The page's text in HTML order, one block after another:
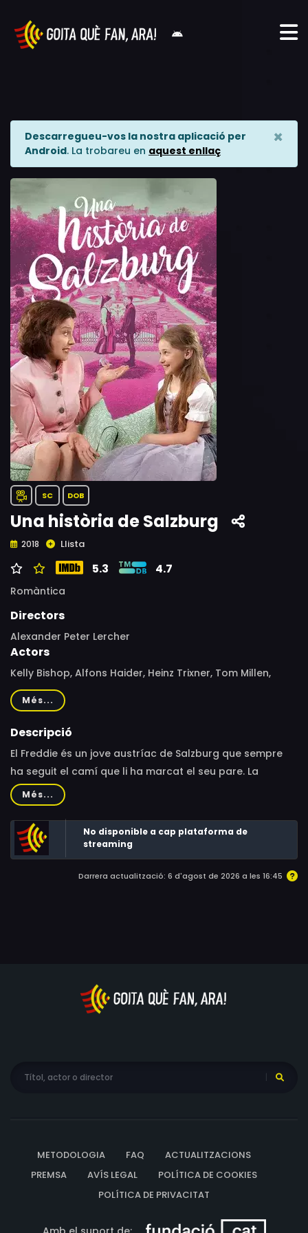
Descarregueu-vos la nostra aplicació per
Android. La trobareu en aquest enllaç
×
SC DOB
Una història de Salzburg
2018 Llista
5.3 4.7
Romàntica
Directors
Alexander Peter Lercher
Actors
Kelly Bishop, Alfons Haider, Heinz Trixner, Tom Millen,
Aude des Pallieres, Therese Olivia Robinson
Més...
Descripció
El Freddie és un jove austríac de Salzburg que sempre
ha seguit el camí que li ha marcat el seu pare. La
tradició familiar diu que s'ha de dedicar al món de les
finances, però la seva passió és la música clàssica i
destaca com a compositor. L'arribada a Salzburg d'una
nord-americana jove i alegre, l'Annabelle, farà trontollar
el món del Freddie. Ella l'animarà a perseguir els somnis
que no ha gosat mai expressar davant del seu pare.
Més...
No disponible a cap plataforma de
streaming
Darrera actualització: 6 d'agost de 2026 a les 16:45
METODOLOGIA FAQ
ACTUALITZACIONS
PREMSA
AVÍS LEGAL
POLÍTICA DE COOKIES
POLÍTICA DE PRIVACITAT